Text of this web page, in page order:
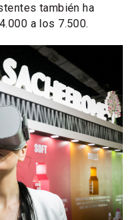
también ha
a los 7.500.